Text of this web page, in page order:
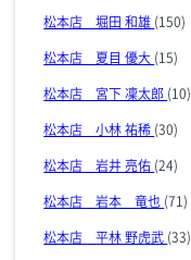
松本店 堀田 和雄 (150)
松本店 夏目 優大 (15)
松本店 宮下 凜太郎 (10)
松本店 小林 祐稀 (30)
松本店 岩井 亮佑 (24)
松本店 岩本 竜也 (71)
松本店 平林 野虎武 (33)